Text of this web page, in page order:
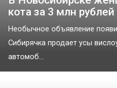
кота за 3 млн рублей
Необычное объявление
Сибирячка продает усы
автомоб...